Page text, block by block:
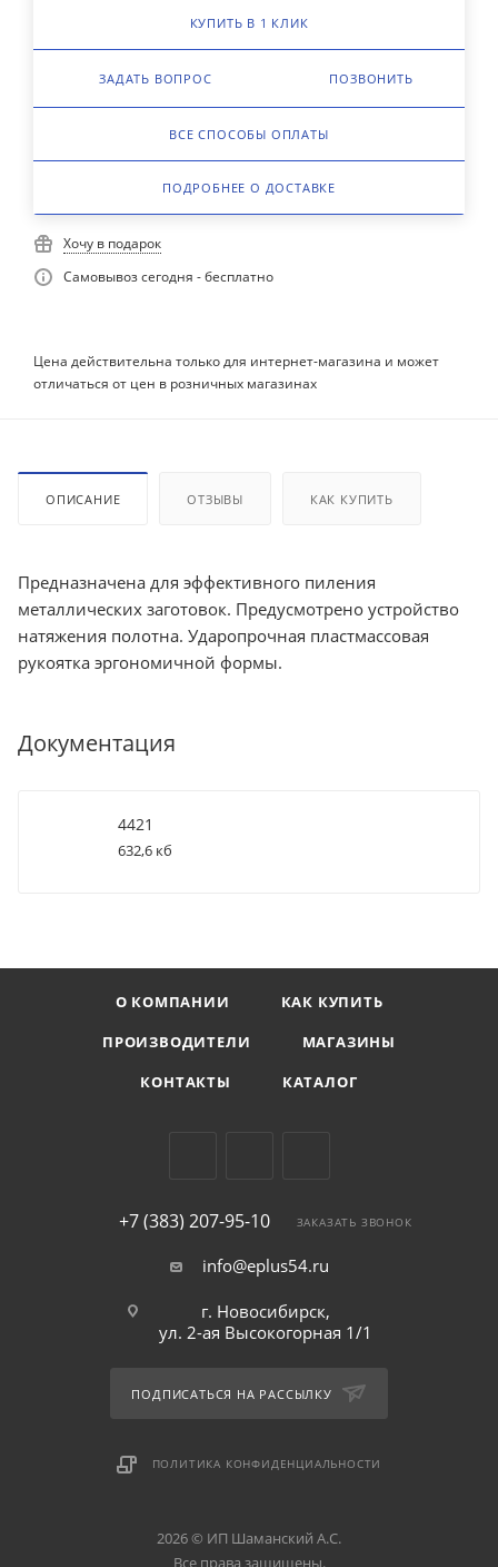
КУПИТЬ В 1 КЛИК
ЗАДАТЬ ВОПРОС ПОЗВОНИТЬ
ВСЕ СПОСОБЫ ОПЛАТЫ
ПОДРОБНЕЕ О ДОСТАВКЕ
Хочу в подарок
Самовывоз сегодня - бесплатно
Цена действительна только для интернет-магазина и может
отличаться от цен в розничных магазинах
ОПИСАНИЕ ОТЗЫВЫ КАК КУПИТЬ
Предназначена для эффективного пиления
металлических заготовок. Предусмотрено устройство
натяжения полотна. Ударопрочная пластмассовая
рукоятка эргономичной формы.
Документация
4421
632,6 кб
О КОМПАНИИ
КАК КУПИТЬ
ПРОИЗВОДИТЕЛИ
МАГАЗИНЫ
КОНТАКТЫ
КАТАЛОГ
+7 (383) 207-95-10 ЗАКАЗАТЬ ЗВОНОК
info@eplus54.ru
г. Новосибирск,
ул. 2-ая Высокогорная 1/1
ПОДПИСАТЬСЯ НА РАССЫЛКУ
ПОЛИТИКА КОНФИДЕНЦИАЛЬНОСТИ
2026 © ИП Шаманский А.С.
Все права защищены.